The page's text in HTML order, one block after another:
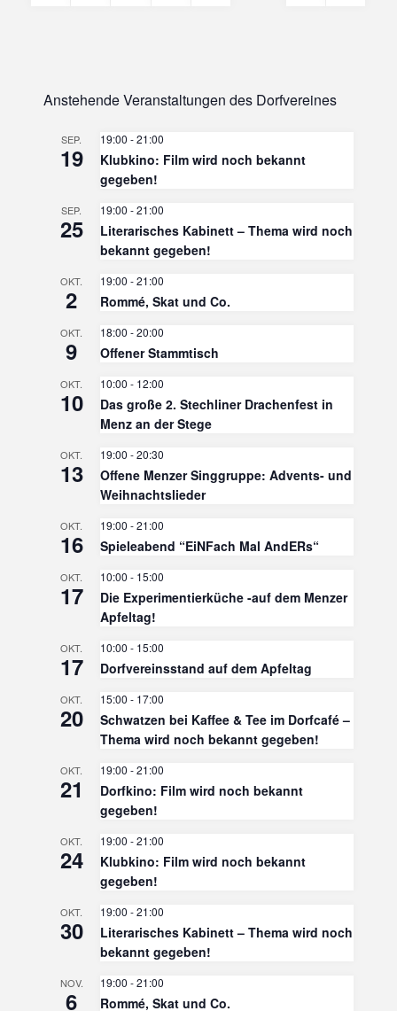
Beiträge
Anstehende Veranstaltungen des Dorfvereines
SEP.
19
19:00 -21:00
Klubkino: Film wird noch bekannt
gegeben!
SEP.
25
19:00 -21:00
Literarisches Kabinett – Thema wird noch
bekannt gegeben!
OKT.
2
19:00 -21:00
Rommé, Skat und Co.
OKT.
9
18:00 -20:00
Offener Stammtisch
OKT.
10
10:00 - 12:00
Das große 2. Stechliner Drachenfest in
Menz an der Stege
OKT.
13
19:00 -20:30
Offene Menzer Singgruppe: Advents- und
Weihnachtslieder
OKT.
16
19:00 -21:00
Spieleabend “EiNFach Mal AndERs“
OKT.
17
10:00 - 15:00
Die Experimentierküche -auf dem Menzer
Apfeltag!
OKT.
17
10:00 - 15:00
Dorfvereinsstand auf dem Apfeltag
OKT.
20
15:00 - 17:00
Schwatzen bei Kaffee & Tee im Dorfcafé –
Thema wird noch bekannt gegeben!
OKT.
21
19:00 -21:00
Dorfkino: Film wird noch bekannt
gegeben!
OKT.
24
19:00 -21:00
Klubkino: Film wird noch bekannt
gegeben!
OKT.
30
19:00 -21:00
Literarisches Kabinett – Thema wird noch
bekannt gegeben!
NOV.
6
19:00 -21:00
Rommé, Skat und Co.